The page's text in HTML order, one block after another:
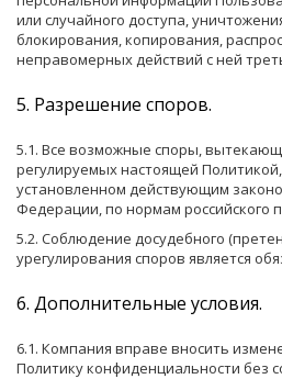
или случайного доступа,
блокирования, копирования,
неправомерных действий с ней
5. Разрешение споров.
5.1. Все возможные споры,
регулируемых настоящей
установленном действующим
Федерации, по нормам российского
5.2. Соблюдение досудебного
урегулирования споров является
6. Дополнительные условия​.
6.1. Компания вправе вносить
Политику конфиденциальности без